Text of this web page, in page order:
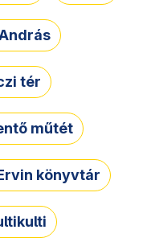
tér
műtét
könyvtár